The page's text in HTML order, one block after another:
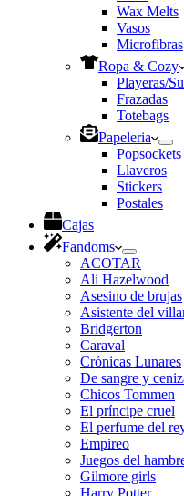
Wax Melts
Vasos
Microfibras
Ropa & Cozy
Playeras/
Frazadas
Totebags
Papeleria
Popsockets
Llaveros
Stickers
Postales
Cajas
Fandoms
ACOTAR
Ali Hazelwood
Asesino de brujas
Asistente del
Bridgerton
Caraval
Crónicas Lunares
De sangre y
Chicos Tommen
El príncipe cruel
El perfume del
Empireo
Juegos del
Gilmore girls
Harry Potter